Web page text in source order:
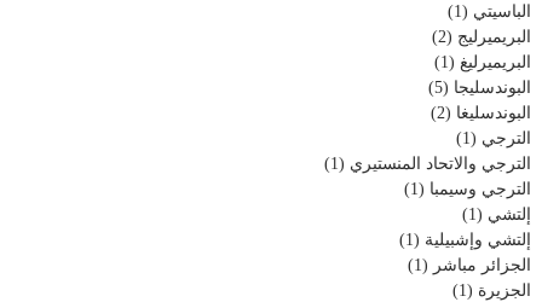
الباسيتي (1)
البريميرليج (2)
البريميرليغ (1)
البوندسليجا (5)
البوندسليغا (2)
الترجي (1)
الترجي والاتحاد المنستيري (1)
الترجي وسيمبا (1)
إلتشي (1)
إلتشي وإشبيلية (1)
الجزائر مباشر (1)
الجزيرة (1)